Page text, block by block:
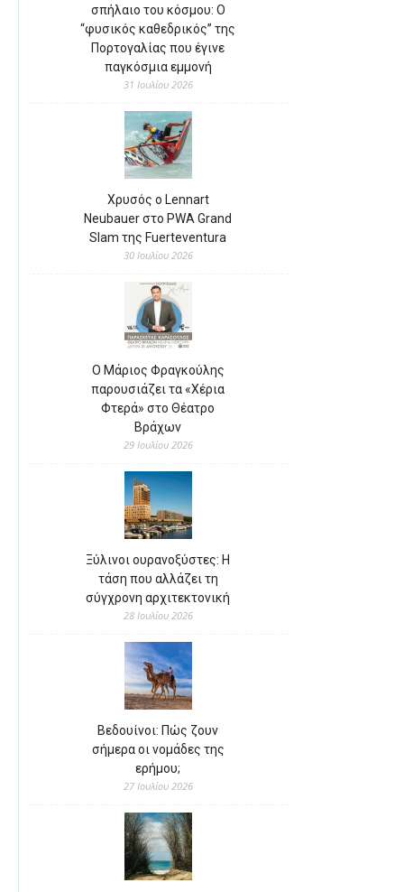
σπήλαιο του κόσμου: Ο
“φυσικός καθεδρικός” της
Πορτογαλίας που έγινε
παγκόσμια εμμονή
31 Ιουλίου 2026
Χρυσός ο Lennart
Neubauer στο PWA Grand
Slam της Fuerteventura
30 Ιουλίου 2026
Ο Μάριος Φραγκούλης
παρουσιάζει τα «Χέρια
Φτερά» στο Θέατρο
Βράχων
29 Ιουλίου 2026
Ξύλινοι ουρανοξύστες: Η
τάση που αλλάζει τη
σύγχρονη αρχιτεκτονική
28 Ιουλίου 2026
Βεδουίνοι: Πώς ζουν
σήμερα οι νομάδες της
ερήμου;
27 Ιουλίου 2026